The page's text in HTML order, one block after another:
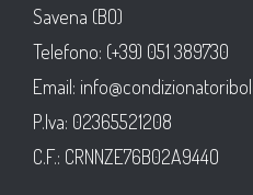
Savena (BO)
Telefono: (+39) 051 389730
Email:
P.Iva: 02365521208
C.F.: CRNNZE76B02A944O